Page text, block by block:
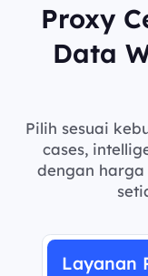
Proxy
Data
Pilih sesuai
cases,
dengan
Layanan